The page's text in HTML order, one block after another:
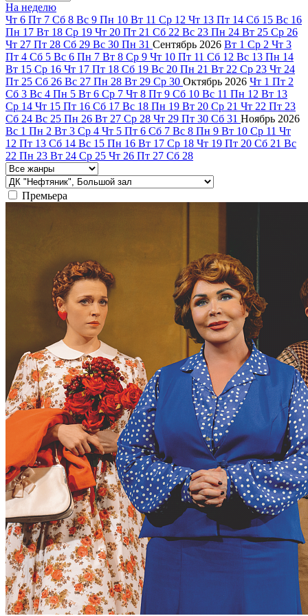
На неделю
Чт 6 Пт 7 Сб 8 Вс 9 Пн 10 Вт 11 Ср 12 Чт 13 Пт 14 Сб 15 Вс 16
Пн 17 Вт 18 Ср 19 Чт 20 Пт 21 Сб 22 Вс 23 Пн 24 Вт 25 Ср 26
Чт 27 Пт 28 Сб 29 Вс 30 Пн 31 Сентябрь 2026 Вт 1 Ср 2 Чт 3
Пт 4 Сб 5 Вс 6 Пн 7 Вт 8 Ср 9 Чт 10 Пт 11 Сб 12 Вс 13 Пн 14
Вт 15 Ср 16 Чт 17 Пт 18 Сб 19 Вс 20 Пн 21 Вт 22 Ср 23 Чт 24
Пт 25 Сб 26 Вс 27 Пн 28 Вт 29 Ср 30 Октябрь 2026 Чт 1 Пт 2
Сб 3 Вс 4 Пн 5 Вт 6 Ср 7 Чт 8 Пт 9 Сб 10 Вс 11 Пн 12 Вт 13
Ср 14 Чт 15 Пт 16 Сб 17 Вс 18 Пн 19 Вт 20 Ср 21 Чт 22 Пт 23
Сб 24 Вс 25 Пн 26 Вт 27 Ср 28 Чт 29 Пт 30 Сб 31 Ноябрь 2026
Вс 1 Пн 2 Вт 3 Ср 4 Чт 5 Пт 6 Сб 7 Вс 8 Пн 9 Вт 10 Ср 11 Чт
12 Пт 13 Сб 14 Вс 15 Пн 16 Вт 17 Ср 18 Чт 19 Пт 20 Сб 21 Вс
22 Пн 23 Вт 24 Ср 25 Чт 26 Пт 27 Сб 28
Премьера